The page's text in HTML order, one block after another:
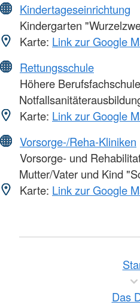
Kindertageseinrichtung
Kindergarten
Karte: Link zur Google
Rettungsschule
Höhere
Karte: Link zur Google
Vorsorge-/Reha-Kliniken
Vorsorge- und
Mutter/Vater und Kind
Karte: Link zur Google
Das